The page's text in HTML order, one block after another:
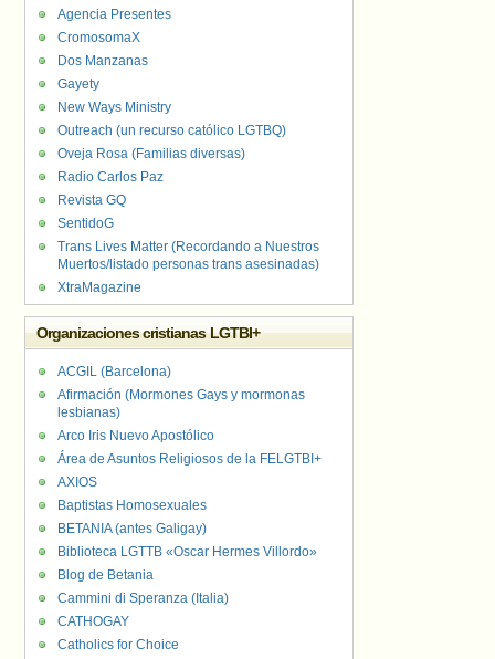
Agencia Presentes
CromosomaX
Dos Manzanas
Gayety
New Ways Ministry
Outreach (un recurso católico LGTBQ)
Oveja Rosa (Familias diversas)
Radio Carlos Paz
Revista GQ
SentidoG
Trans Lives Matter (Recordando a Nuestros
Muertos/listado personas trans asesinadas)
XtraMagazine
Organizaciones cristianas LGTBI+
ACGIL (Barcelona)
Afirmación (Mormones Gays y mormonas
lesbianas)
Arco Iris Nuevo Apostólico
Área de Asuntos Religiosos de la FELGTBI+
AXIOS
Baptistas Homosexuales
BETANIA (antes Galigay)
Biblioteca LGTTB «Oscar Hermes Villordo»
Blog de Betania
Cammini di Speranza (Italia)
CATHOGAY
Catholics for Choice